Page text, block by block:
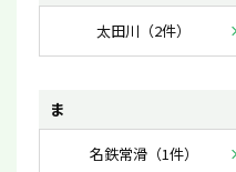
太田川（2件）
ま
名鉄常滑（1件）